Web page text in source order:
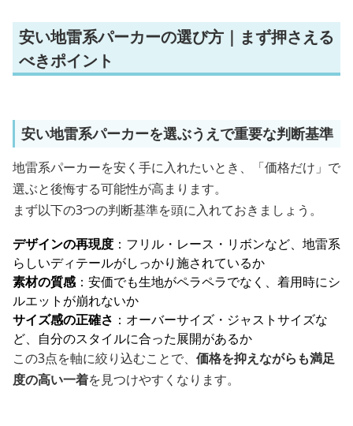
安い地雷系パーカーの選び方｜まず押さえる
べきポイント
安い地雷系パーカーを選ぶうえで重要な判断基準
地雷系パーカーを安く手に入れたいとき、「価格だけ」で
選ぶと後悔する可能性が高まります。
まず以下の3つの判断基準を頭に入れておきましょう。
デザインの再現度 ：フリル・レース・リボンなど、地雷系
らしいディテールがしっかり施されているか
素材の質感：安価でも生地がペラペラでなく、着用時にシ
ルエットが崩れないか
サイズ感の正確さ ：オーバーサイズ・ジャストサイズな
ど、自分のスタイルに合った展開があるか
この3点を軸に絞り込むことで、 価格を抑えながらも満足
度の高い一着を見つけやすくなります。